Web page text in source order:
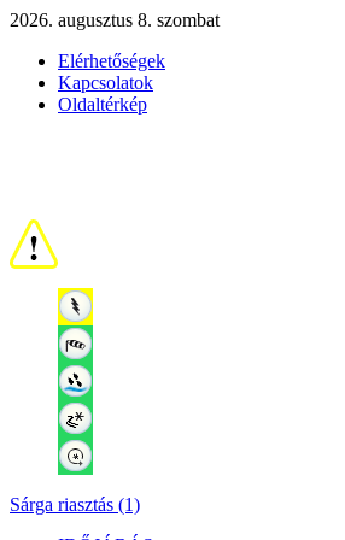
2026. augusztus 8. szombat
Elérhetőségek
Kapcsolatok
Oldaltérkép
Sárga riasztás (1)